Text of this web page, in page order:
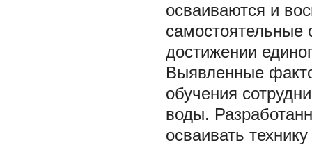
осваиваются и
самостоятельные
достижении
Выявленные
обучения
воды.
осваивать